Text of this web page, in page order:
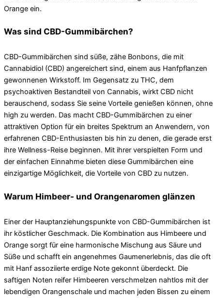
Orange ein.
Was sind CBD-Gummibärchen?
CBD-Gummibärchen sind süße, zähe Bonbons, die mit
Cannabidiol (CBD) angereichert sind, einem aus Hanfpflanzen
gewonnenen Wirkstoff. Im Gegensatz zu THC, dem
psychoaktiven Bestandteil von Cannabis, wirkt CBD nicht
berauschend, sodass Sie seine Vorteile genießen können, ohne
high zu werden. Das macht CBD-Gummibärchen zu einer
attraktiven Option für ein breites Spektrum an Anwendern, von
erfahrenen CBD-Enthusiasten bis hin zu denen, die gerade erst
ihre Wellness-Reise beginnen. Mit ihrer verspielten Form und
der einfachen Einnahme bieten diese Gummibärchen eine
einzigartige Möglichkeit, die Vorteile von CBD zu nutzen.
Warum Himbeer- und Orangenaromen glänzen
Einer der Hauptanziehungspunkte von CBD-Gummibärchen ist
ihr köstlicher Geschmack. Die Kombination aus Himbeere und
Orange sorgt für eine harmonische Mischung aus Säure und
Süße und schafft ein angenehmes Gaumenerlebnis, das die oft
mit Hanf assoziierte erdige Note gekonnt überdeckt. Die
saftigen Noten reifer Himbeeren verschmelzen nahtlos mit der
lebendigen Orangenschale und machen jeden Bissen zu einem